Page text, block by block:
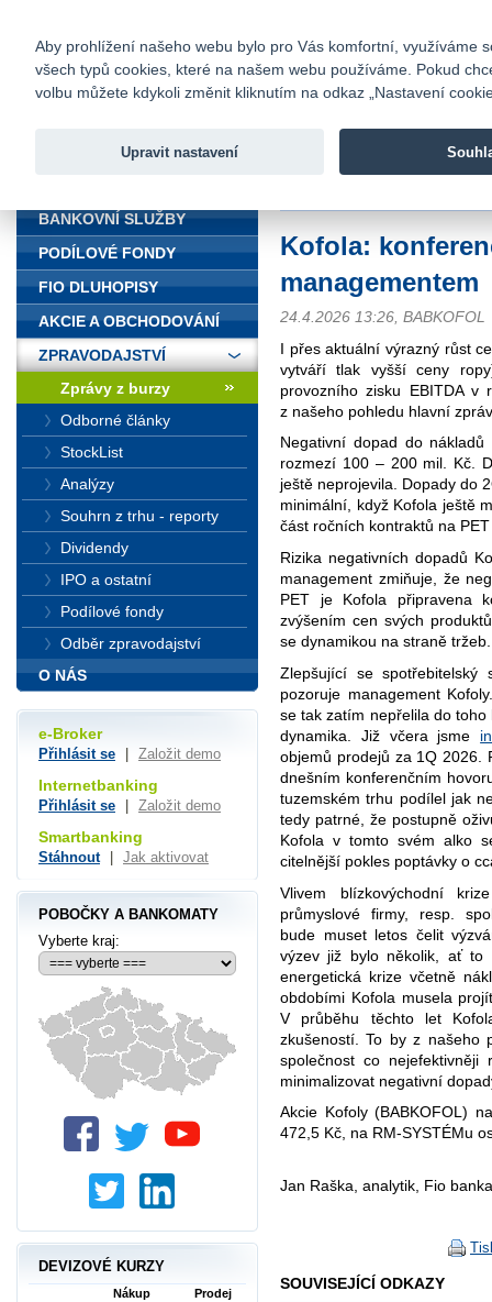
Fio banka
Fio banka
Kofola:
managementem
24.4.2026 13:26, BABKOFOL
I přes aktuální výrazný růst
vytváří tlak vyšší ceny
provozního zisku EBITDA
z našeho pohledu hlavní
Negativní dopad do
rozmezí 100 – 200 mil. Kč.
ještě neprojevila. Dopady do
minimální, když Kofola ještě
část ročních kontraktů na
Rizika negativních dopadů
management zmiňuje, že
PET je Kofola připravena
zvýšením cen svých
se dynamikou na straně tržeb.
Zlepšující se
pozoruje management
se tak zatím nepřelila do
dynamika. Již včera jsme
objemů prodejů za 1Q 2026.
dnešním konferenčním
tuzemském trhu podílel jak
tedy patrné, že postupně
Kofola v tomto svém alko
citelnější pokles poptávky o
Vlivem blízkovýchodní
průmyslové firmy, resp.
bude muset letos čelit
výzev již bylo několik, ať to
energetická krize včetně
obdobími Kofola musela
V průběhu těchto let
zkušeností. To by z našeho
společnost co
minimalizovat negativní
Akcie Kofoly (BABKOFOL)
472,5 Kč, na RM-SYSTÉMu
Jan Raška, analytik, Fio
SOUVISEJÍCÍ ODKAZY
BANKOVNÍ SLUŽBY
PODÍLOVÉ FONDY
FIO DLUHOPISY
AKCIE A OBCHODOVÁNÍ
ZPRAVODAJSTVÍ
Zprávy z burzy
Odborné články
StockList
Analýzy
Souhrn z trhu - reporty
Dividendy
IPO a ostatní
Podílové fondy
Odběr zpravodajství
O NÁS
e-Broker
Přihlásit se Založit demo
Internetbanking
Přihlásit se Založit demo
Smartbanking
Stáhnout Jak aktivovat
POBOČKY A BANKOMATY
Vyberte kraj:
DEVIZOVÉ KURZY
Nákup
Prodej
Aby prohlížení našeho webu bylo pro Vás komfortní, využíváme
všech typů cookies, které na našem webu používáme. Pokud
volbu můžete kdykoli změnit kliknutím na odkaz „Nastavení
Upravit nastavení